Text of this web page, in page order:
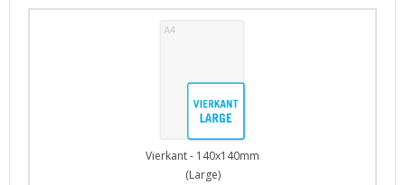
Vierkant - 140x140mm
(Large)